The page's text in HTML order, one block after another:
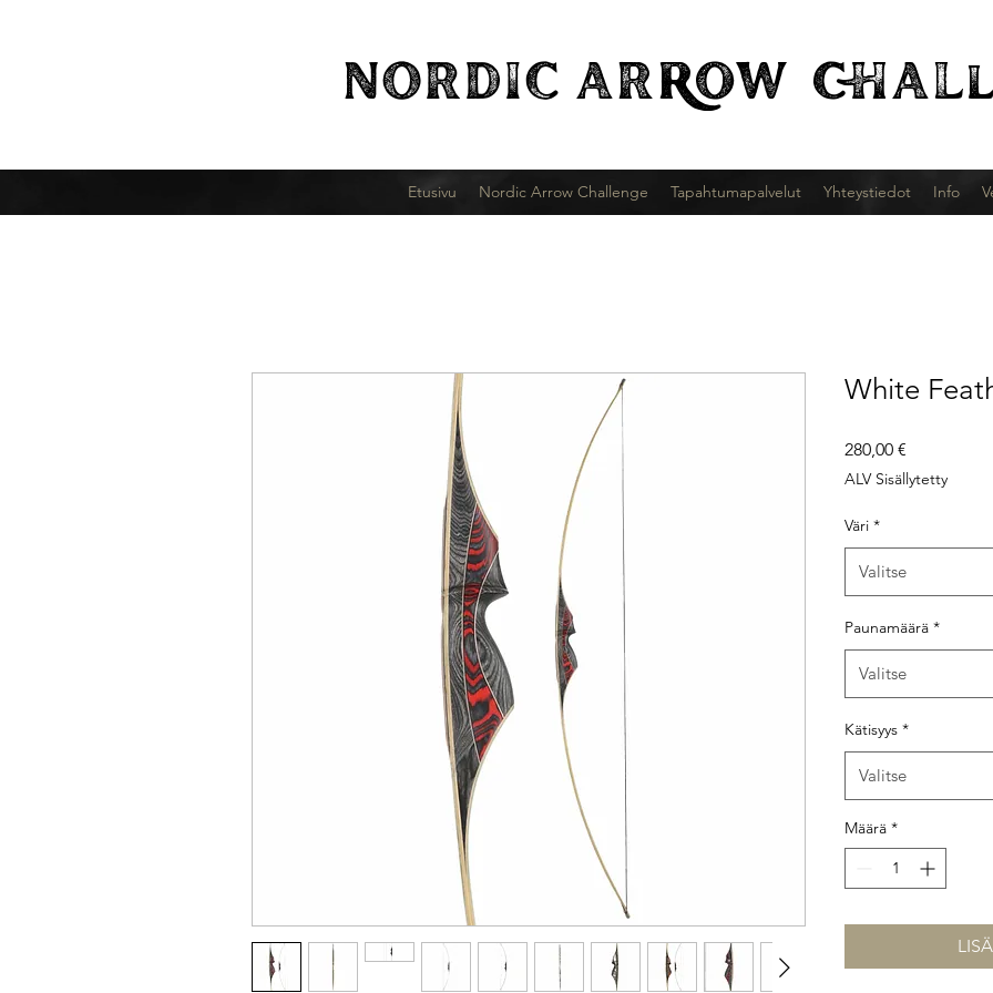
NORDIC ARROW
Etusivu Nordic Arrow Challenge Tapahtumapalvelut Yhteystiedot Info
White
280,00 €
ALV Sisällytetty
Väri *
Valitse
Paunamäärä *
Valitse
Kätisyys *
Valitse
Määrä *